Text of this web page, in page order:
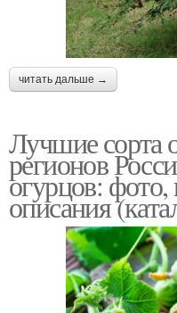
читать дальше →
Лучшие сорта
регионов
огурцов: фото,
описания